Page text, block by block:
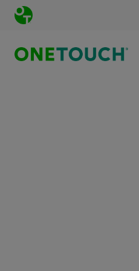
Salta al contenuto principale